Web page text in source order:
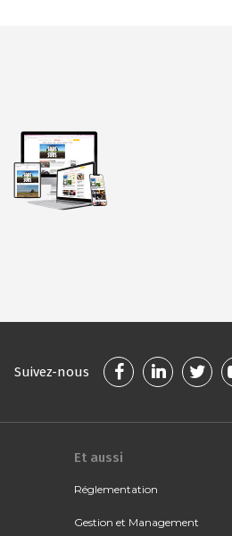
Suivez-nous
Et aussi
Réglementation
Gestion et Management